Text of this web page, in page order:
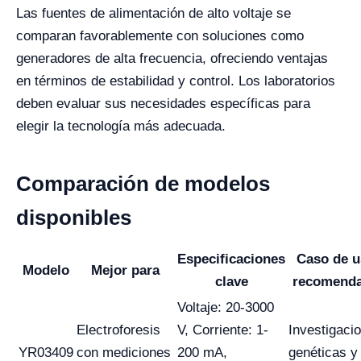
Las fuentes de alimentación de alto voltaje se
comparan favorablemente con soluciones como
generadores de alta frecuencia, ofreciendo ventajas
en términos de estabilidad y control. Los laboratorios
deben evaluar sus necesidades específicas para
elegir la tecnología más adecuada.
Comparación de modelos
disponibles
Modelo Mejor para
Especificaciones
clave
Caso de
YR03409
Electroforesis
con mediciones
Voltaje: 20-3000
V, Corriente: 1-
200 mA,
genéticas y